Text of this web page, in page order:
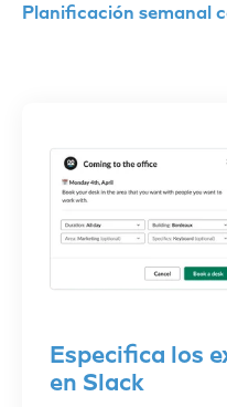
Planificación semanal
Especifica los
en Slack